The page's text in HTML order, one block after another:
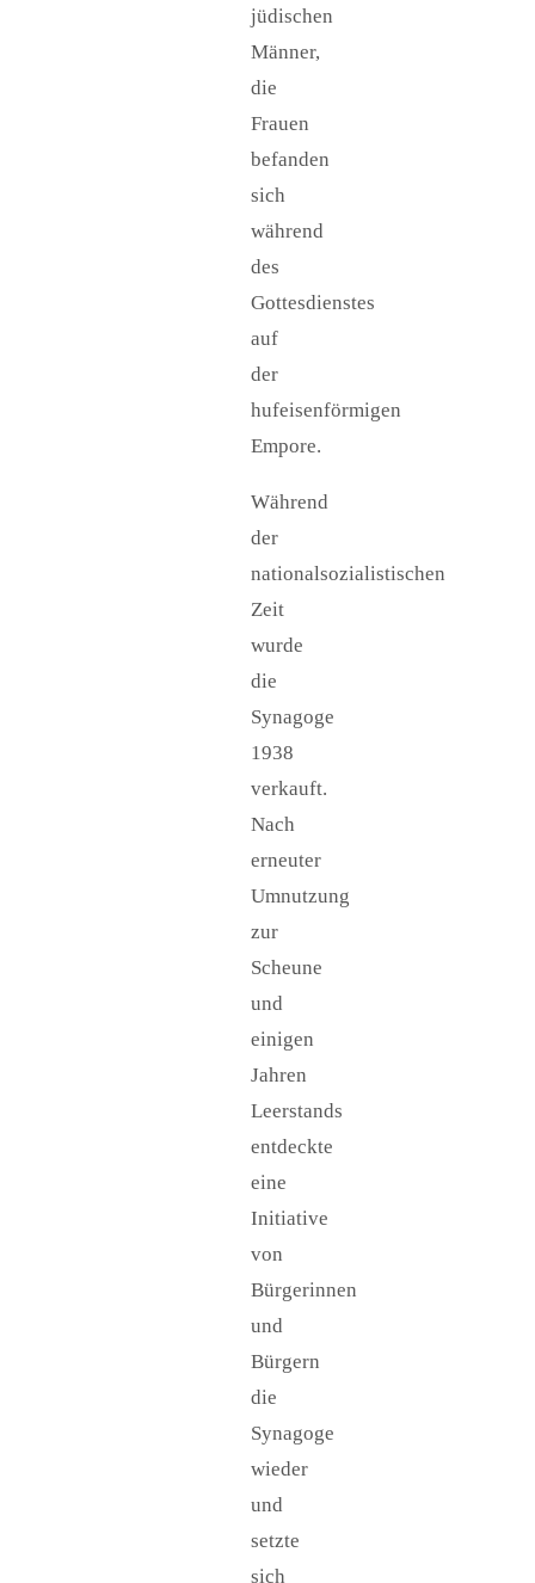
jüdischen
Männer,
die
Frauen
befanden
sich
während
des
Gottesdienstes
auf
der
hufeisenförmigen
Empore.
Während
der
nationalsozialistischen
Zeit
wurde
die
Synagoge
1938
verkauft.
Nach
erneuter
Umnutzung
zur
Scheune
und
einigen
Jahren
Leerstands
entdeckte
eine
Initiative
von
Bürgerinnen
und
Bürgern
die
Synagoge
wieder
und
setzte
sich